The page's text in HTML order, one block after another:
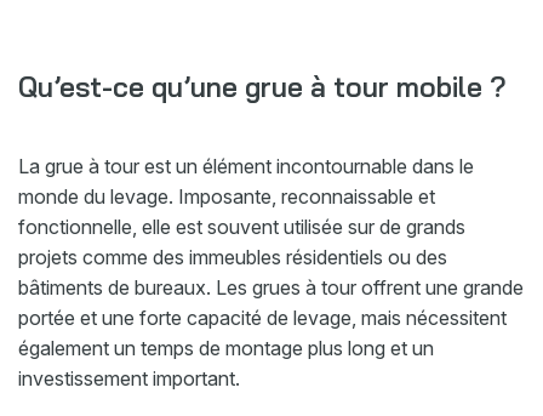
Qu’est-ce qu’une grue à tour mobile ?
La grue à tour est un élément incontournable dans le
monde du levage. Imposante, reconnaissable et
fonctionnelle, elle est souvent utilisée sur de grands
projets comme des immeubles résidentiels ou des
bâtiments de bureaux. Les grues à tour offrent une grande
portée et une forte capacité de levage, mais nécessitent
également un temps de montage plus long et un
investissement important.